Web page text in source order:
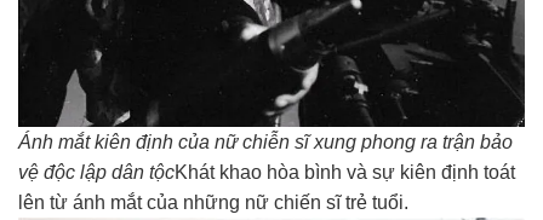
Ánh mắt kiên định của nữ chiễn sĩ xung phong ra trận bảo
vệ độc lập dân tộcKhát khao hòa bình và sự kiên định toát
lên từ ánh mắt của những nữ chiến sĩ trẻ tuổi.